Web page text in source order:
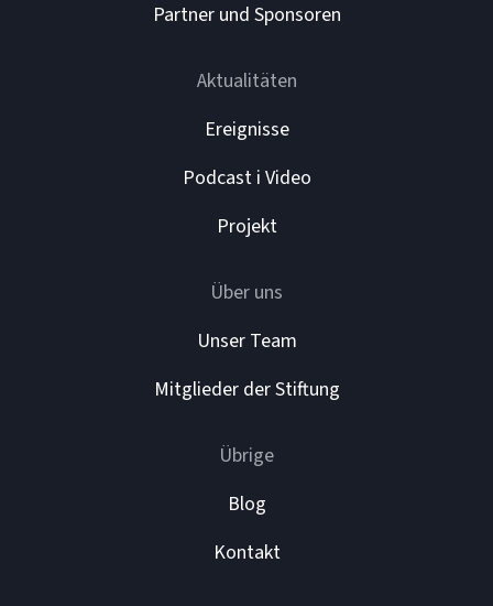
Partner und Sponsoren
Aktualitäten
Ereignisse
Podcast i Video
Projekt
Über uns
Unser Team
Mitglieder der Stiftung
Übrige
Blog
Kontakt